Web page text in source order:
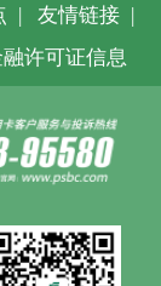
| 友情链接 |
许可证信息